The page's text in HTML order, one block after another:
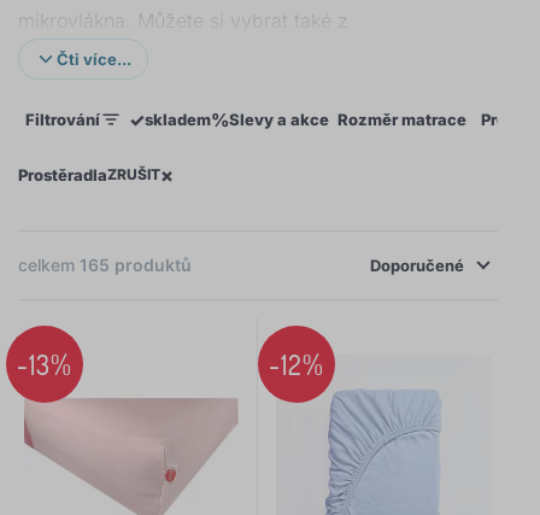
mikrovlákna. Můžete si vybrat také z
nepromokavých, antialergických nebo plyšových
díky přesným výrobním rozměrům.
Široká škála velikostí, od 120x60 až po 200x90 cm.
Čti více...
Filtrování ✓skladem%Slevy a akce Rozměr matrace
Rozměr matrace
160x80 cm
24
ProstěradlaZRUŠIT×
celkem 165 produktů
Doporučené
-13% -12%